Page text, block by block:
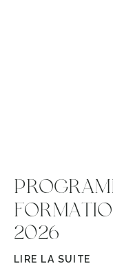
LIRE LA SUITE
2026